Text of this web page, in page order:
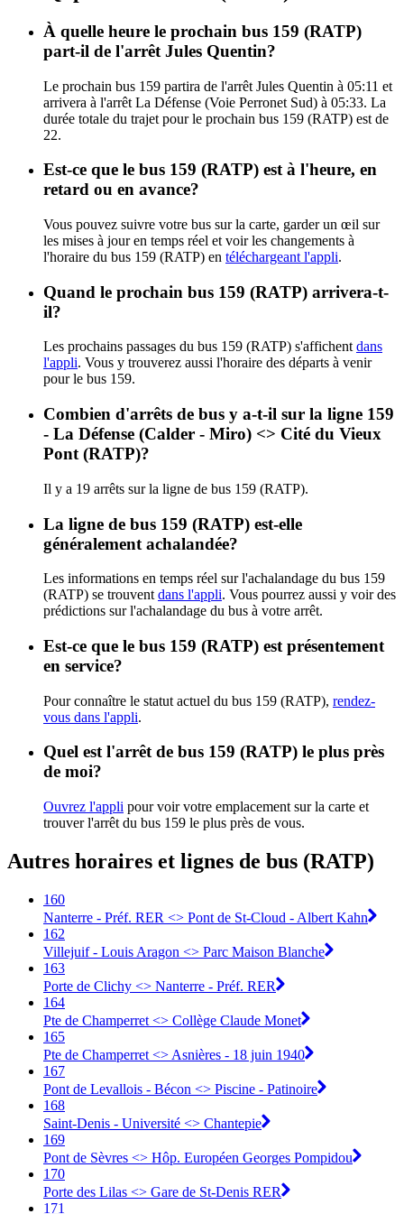
À quelle heure le prochain bus 159 (RATP)
part-il de l'arrêt Jules Quentin?
Le prochain bus 159 partira de l'arrêt Jules Quentin à 05:11 et
arrivera à l'arrêt La Défense (Voie Perronet Sud) à 05:33. La
durée totale du trajet pour le prochain bus 159 (RATP) est de
22.
Est-ce que le bus 159 (RATP) est à l'heure, en
retard ou en avance?
Vous pouvez suivre votre bus sur la carte, garder un œil sur
les mises à jour en temps réel et voir les changements à
l'horaire du bus 159 (RATP) en téléchargeant l'appli.
Quand le prochain bus 159 (RATP) arrivera-t-
il?
Les prochains passages du bus 159 (RATP) s'affichent dans
l'appli. Vous y trouverez aussi l'horaire des départs à venir
pour le bus 159.
Combien d'arrêts de bus y a-t-il sur la ligne 159
- La Défense (Calder - Miro) <> Cité du Vieux
Pont (RATP)?
Il y a 19 arrêts sur la ligne de bus 159 (RATP).
La ligne de bus 159 (RATP) est-elle
généralement achalandée?
Les informations en temps réel sur l'achalandage du bus 159
(RATP) se trouvent dans l'appli. Vous pourrez aussi y voir des
prédictions sur l'achalandage du bus à votre arrêt.
Est-ce que le bus 159 (RATP) est présentement
en service?
Pour connaître le statut actuel du bus 159 (RATP), rendez-
vous dans l'appli.
Quel est l'arrêt de bus 159 (RATP) le plus près
de moi?
Ouvrez l'appli pour voir votre emplacement sur la carte et
trouver l'arrêt du bus 159 le plus près de vous.
Autres horaires et lignes de bus (RATP)
160
Nanterre - Préf. RER <> Pont de St-Cloud - Albert Kahn
162
Villejuif - Louis Aragon <> Parc Maison Blanche
163
Porte de Clichy <> Nanterre - Préf. RER
164
Pte de Champerret <> Collège Claude Monet
165
Pte de Champerret <> Asnières - 18 juin 1940
167
Pont de Levallois - Bécon <> Piscine - Patinoire
168
Saint-Denis - Université <> Chantepie
169
Pont de Sèvres <> Hôp. Européen Georges Pompidou
170
Porte des Lilas <> Gare de St-Denis RER
171